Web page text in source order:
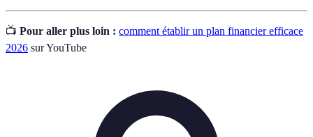
📺 Pour aller plus loin : comment établir un plan financier efficace
2026 sur YouTube